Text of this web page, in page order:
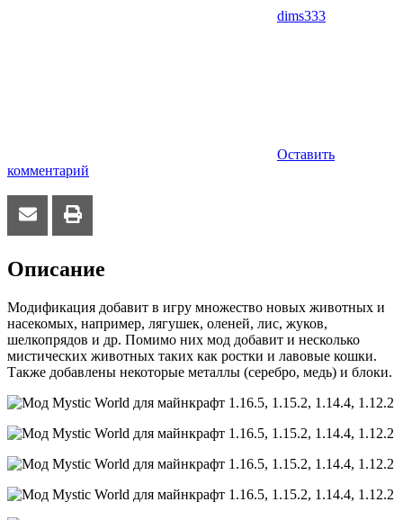
dims333
Оставить
комментарий
Описание
Модификация добавит в игру множество новых животных и
насекомых, например, лягушек, оленей, лис, жуков,
шелкопрядов и др. Помимо них мод добавит и несколько
мистических животных таких как ростки и лавовые кошки.
Также добавлены некоторые металлы (серебро, медь) и блоки.